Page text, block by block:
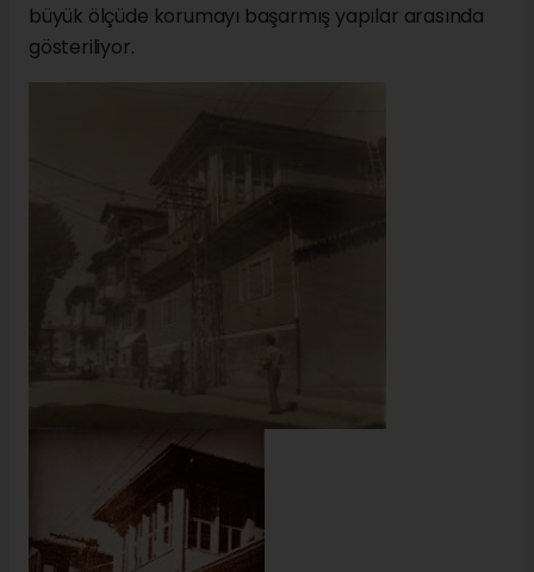
büyük ölçüde korumayı başarmış yapılar arasında
gösteriliyor.